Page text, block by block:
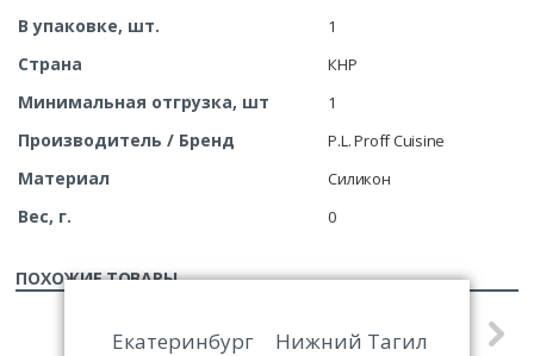
В упаковке, шт. 1
Страна КНР
Минимальная отгрузка, шт 1
Производитель / Бренд P.L. Proff Cuisine
Материал Силикон
Вес, г. 0
ПОХОЖИЕ ТОВАРЫ
Екатеринбург
Нижний Тагил